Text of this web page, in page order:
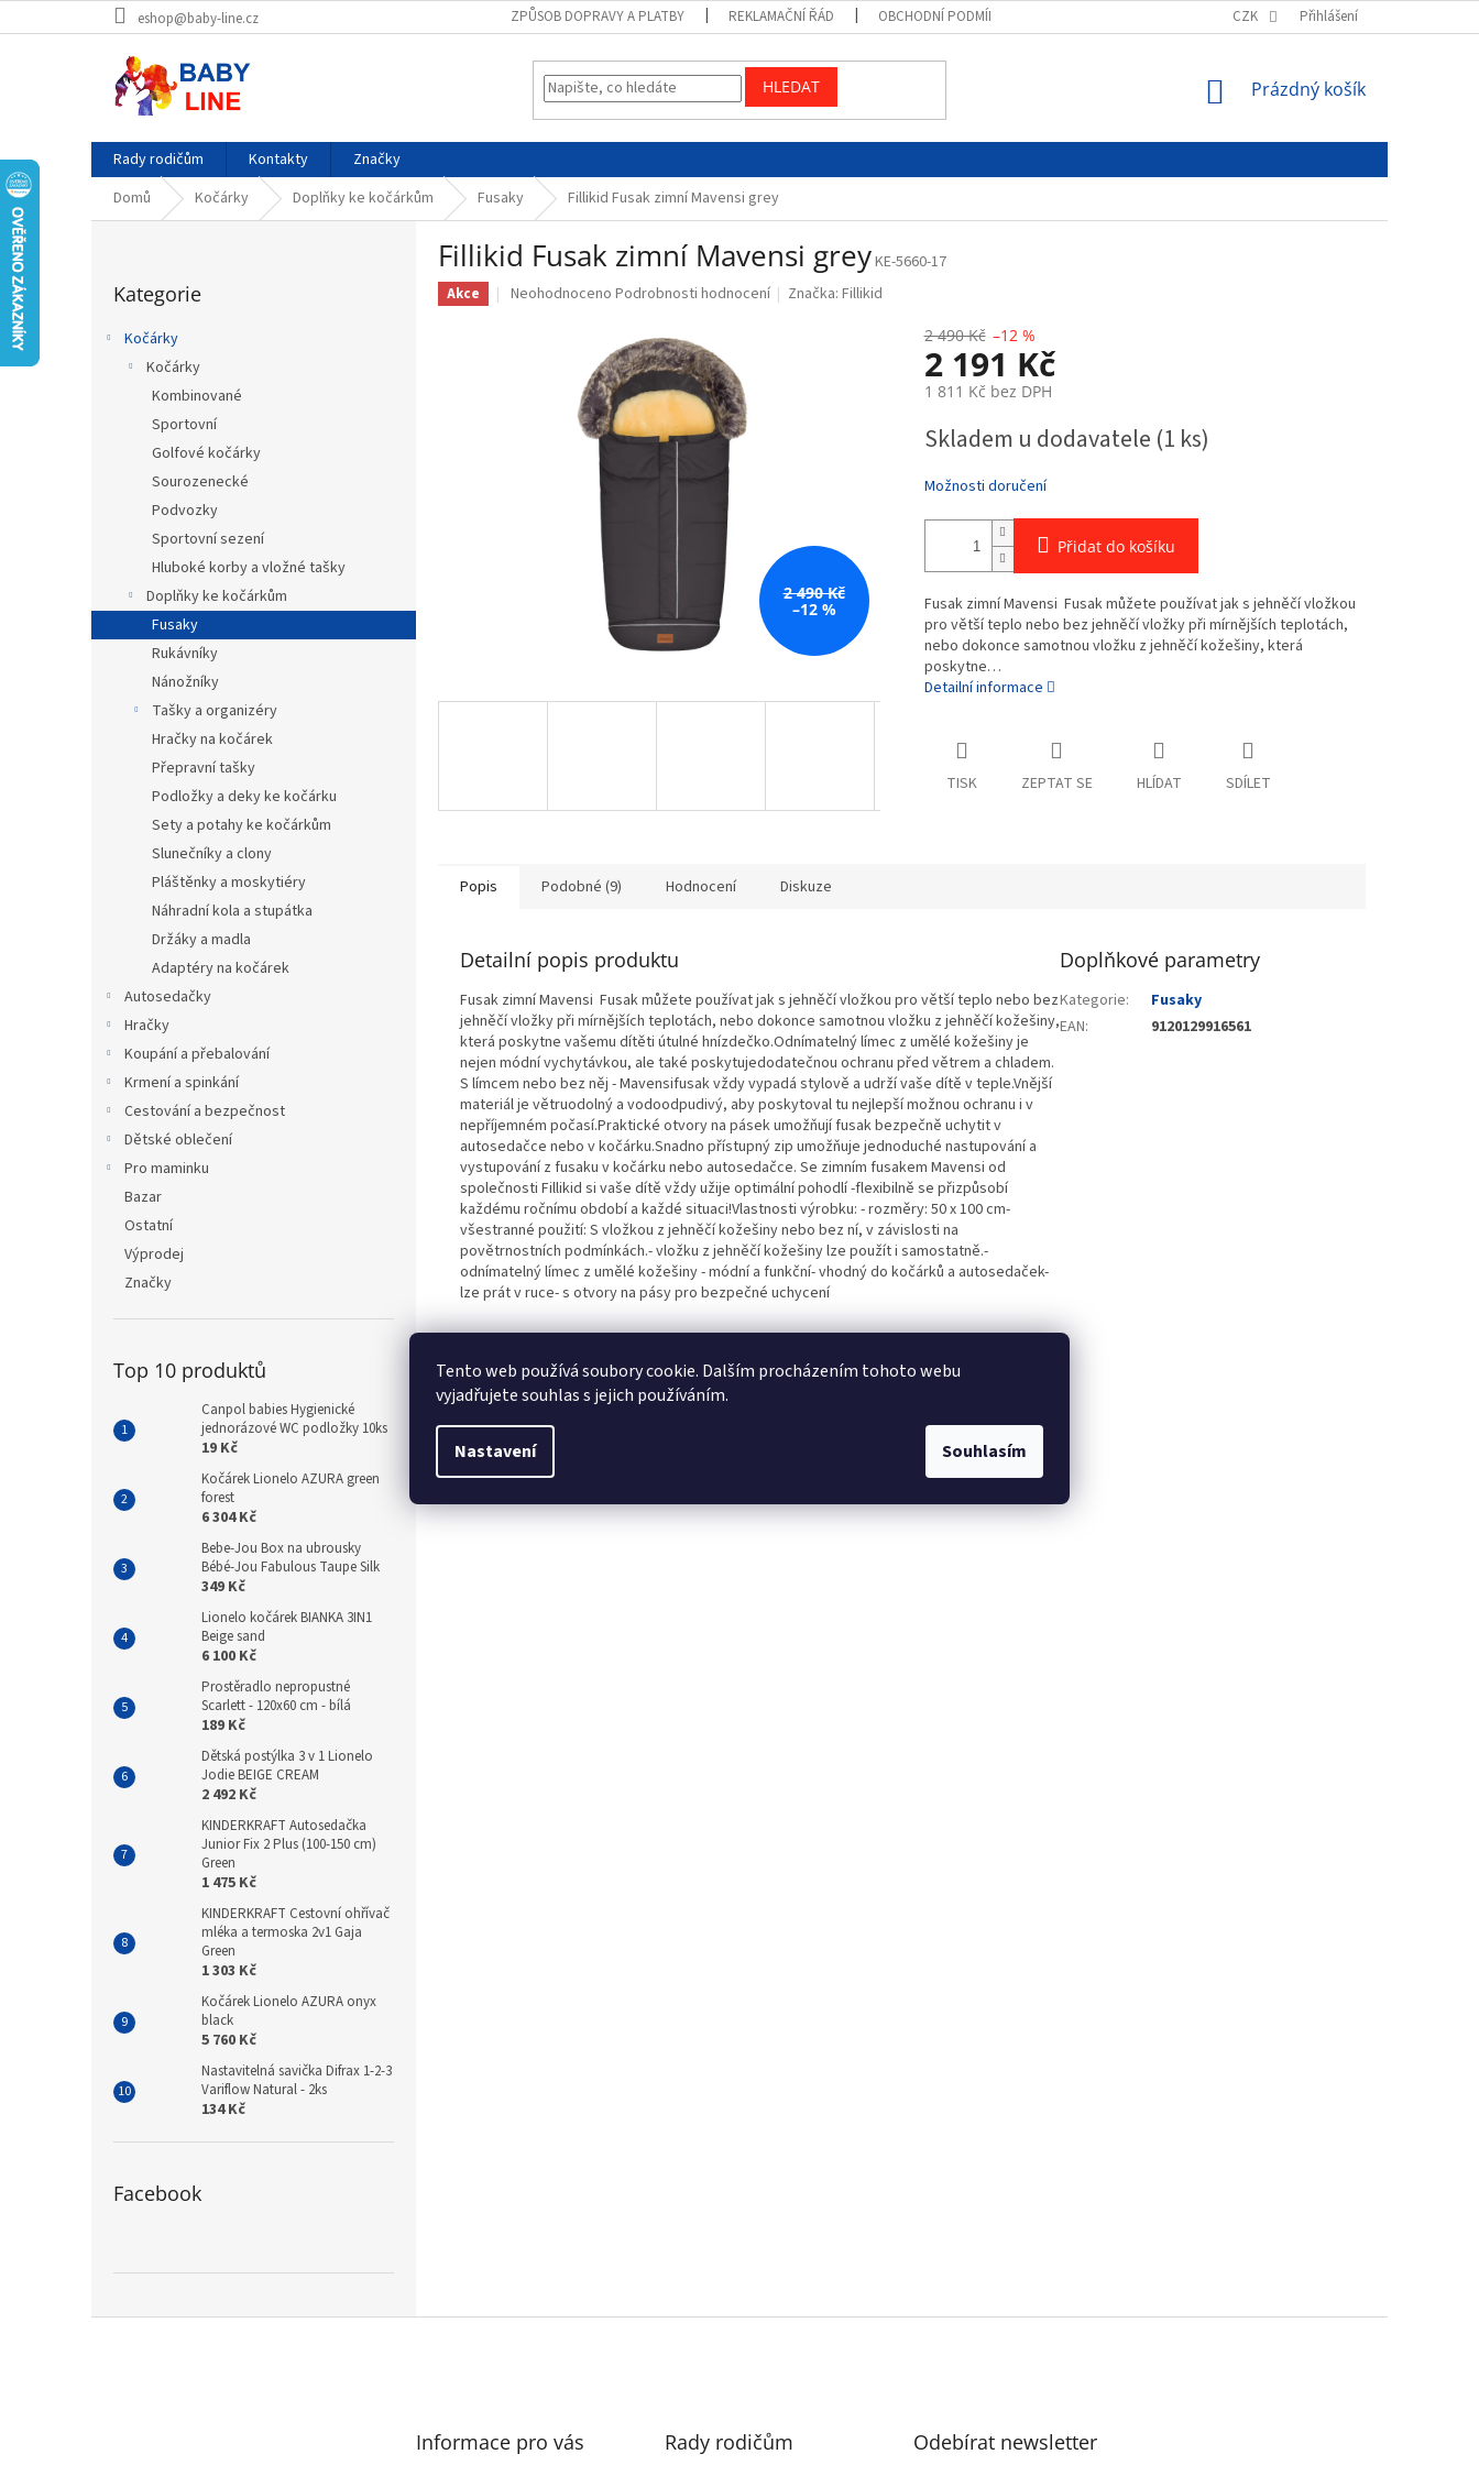
Tento web používá soubory cookie. Dalším procházením tohoto webu
vyjadřujete souhlas s jejich používáním.
Nastavení Souhlasím
na
eshop@baby-line.cz ZPŮSOB DOPRAVY A PLATBY REKLAMAČNÍ ŘÁD OBCHODNÍ PODMÍNKY PODMÍNKY OCHRANY OSOBNÍCH ÚDAJŮ
CZK Přihlášení
HLEDAT
NÁKUPNÍ
Prázdný košík
Rady rodičům Kontakty
Značky
Domů
Kočárky Doplňky ke kočárkům Fusaky Fillikid Fusak zimní Mavensi grey
kategorie
Kategorie
Kočárky
Kočárky
Kombinované
Sportovní
Golfové kočárky
Sourozenecké
Podvozky
Sportovní sezení
Hluboké korby a vložné tašky
Doplňky ke kočárkům
Fusaky
Rukávníky
Nánožníky
Tašky a organizéry
Hračky na kočárek
Přepravní tašky
Podložky a deky ke kočárku
Sety a potahy ke kočárkům
Slunečníky a clony
Pláštěnky a moskytiéry
Náhradní kola a stupátka
Držáky a madla
Adaptéry na kočárek
Autosedačky
Hračky
Koupání a přebalování
Krmení a spinkání
Cestování a bezpečnost
Dětské oblečení
Pro maminku
Bazar
Ostatní
Výprodej
Značky
Top 10 produktů
Canpol babies Hygienické
jednorázové WC podložky 10ks
19 Kč
Kočárek Lionelo AZURA green
forest
6 304 Kč
Bebe-Jou Box na ubrousky
Bébé-Jou Fabulous Taupe Silk
349 Kč
Lionelo kočárek BIANKA 3IN1
Beige sand
6 100 Kč
Prostěradlo nepropustné
Scarlett - 120x60 cm - bílá
189 Kč
Dětská postýlka 3 v 1 Lionelo
Jodie BEIGE CREAM
2 492 Kč
KINDERKRAFT Autosedačka
Junior Fix 2 Plus (100-150 cm)
Green
1 475 Kč
KINDERKRAFT Cestovní ohřívač
mléka a termoska 2v1 Gaja
Green
1 303 Kč
Kočárek Lionelo AZURA onyx
black
5 760 Kč
Nastavitelná savička Difrax 1-2-3
Variflow Natural - 2ks
134 Kč
Facebook
Fillikid Fusak zimní Mavensi greyKE-5660-17
Akce
Průměrné
Neohodnoceno Podrobnosti hodnocení Značka:Fillikid
2 490 Kč
–12 %
2 490 Kč –12 %
2 191 Kč
1 811 Kč bez DPH
cena:
Skladem u dodavatele (1 ks)
Možnosti doručení
Přidat do košíku
Fusak zimní Mavensi Fusak můžete používat jak s jehněčí vložkou
pro větší teplo nebo bez jehněčí vložky při mírnějších teplotách,
nebo dokonce samotnou vložku z jehněčí kožešiny, která
poskytne…
Detailní informace
TISK ZEPTAT SE HLÍDAT SDÍLET
Popis Podobné (9) Hodnocení Diskuze
Detailní popis produktu
Fusak zimní Mavensi Fusak můžete používat jak s jehněčí vložkou pro větší teplo nebo bez
jehněčí vložky při mírnějších teplotách, nebo dokonce samotnou vložku z jehněčí kožešiny,
která poskytne vašemu dítěti útulné hnízdečko.Odnímatelný límec z umělé kožešiny je
nejen módní vychytávkou, ale také poskytujedodatečnou ochranu před větrem a chladem.
S límcem nebo bez něj - Mavensifusak vždy vypadá stylově a udrží vaše dítě v teple.Vnější
materiál je větruodolný a vodoodpudivý, aby poskytoval tu nejlepší možnou ochranu i v
nepříjemném počasí.Praktické otvory na pásek umožňují fusak bezpečně uchytit v
autosedačce nebo v kočárku.Snadno přístupný zip umožňuje jednoduché nastupování a
vystupování z fusaku v kočárku nebo autosedačce. Se zimním fusakem Mavensi od
společnosti Fillikid si vaše dítě vždy užije optimální pohodlí -flexibilně se přizpůsobí
každému ročnímu období a každé situaci!Vlastnosti výrobku: - rozměry: 50 x 100 cm-
všestranné použití: S vložkou z jehněčí kožešiny nebo bez ní, v závislosti na
povětrnostních podmínkách.- vložku z jehněčí kožešiny lze použít i samostatně.-
odnímatelný límec z umělé kožešiny - módní a funkční- vhodný do kočárků a autosedaček-
lze prát v ruce- s otvory na pásy pro bezpečné uchycení
Doplňkové parametry
Kategorie:
Fusaky
EAN: 9120129916561
Informace pro vás Rady rodičům Odebírat newsletter